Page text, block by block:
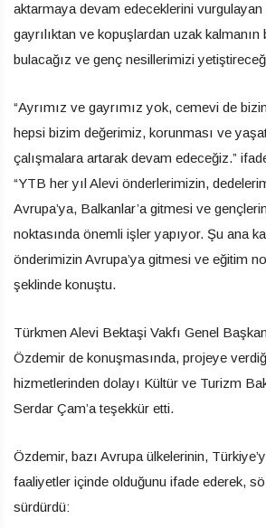
aktarmaya devam edeceklerini vurgulayan
gayrılıktan ve kopuşlardan uzak kalmanın
bulacağız ve genç nesillerimizi
“Ayrımız ve gayrımız yok, cemevi de
hepsi bizim değerimiz, korunması ve
çalışmalara artarak devam edeceğiz.”
“YTB her yıl Alevi önderlerimizin,
Avrupa’ya, Balkanlar’a gitmesi ve
noktasında önemli işler yapıyor. Şu ana
önderimizin Avrupa’ya gitmesi ve eğitim
şeklinde konuştu.
Türkmen Alevi Bektaşi Vakfı Genel
Özdemir de konuşmasında, projeye
hizmetlerinden dolayı Kültür ve Turizm
Serdar Çam’a teşekkür etti.
Özdemir, bazı Avrupa ülkelerinin,
faaliyetler içinde olduğunu ifade ederek,
sürdürdü: